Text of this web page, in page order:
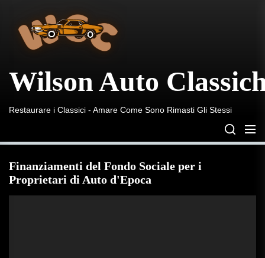
content
Wilson Auto
Restaurare i Classici - Amare Come Sono Rimasti Gli Stessi
Finanziamenti del Fondo Sociale per i
Proprietari di Auto d'Epoca